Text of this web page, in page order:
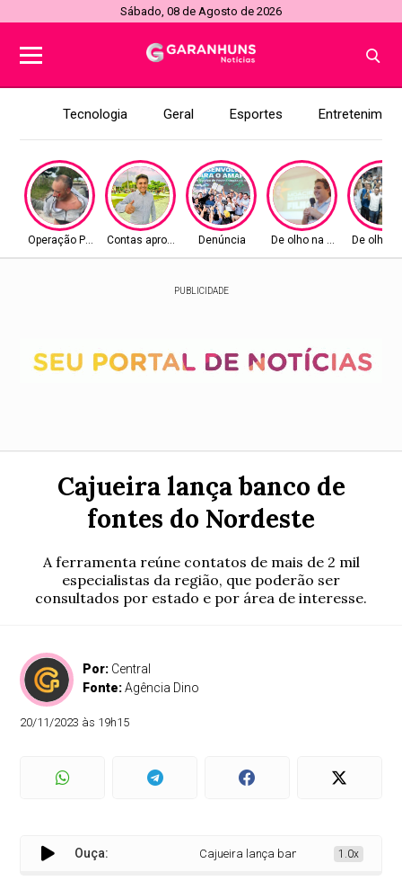
Sábado, 08 de Agosto de 2026
Tecnologia Geral Esportes
Operação PolicialContas aprovadas Denúncia De olho na AlepeDe olho
PUBLICIDADE
Cajueira lança banco de
fontes do Nordeste
A ferramenta reúne contatos de mais de 2 mil
especialistas da região, que poderão ser
consultados por estado e por área de interesse.
Por: Central
Fonte:Agência Dino
20/11/2023 às 19h15
Ouça: Cajueira lança banco de fontes do
1.0x